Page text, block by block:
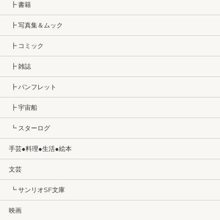
┣ 書籍
┣ 写真集＆ムック
┣ コミック
┣ 雑誌
┣ パンフレット
┣ 宇宙船
┗ スターログ
手芸●料理●生活●絵本
文芸
┗ サンリオSF文庫
映画